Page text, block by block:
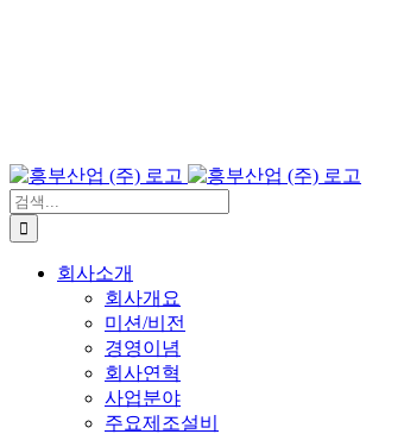
검
색:
회사소개
회사개요
미션/비전
경영이념
회사연혁
사업분야
주요제조설비